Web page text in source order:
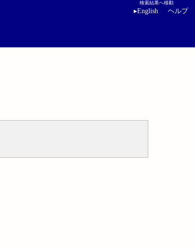
検索結果へ移動
▸English ヘルプ